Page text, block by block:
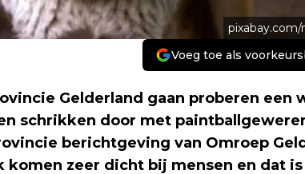
Voeg toe als
Gelderland gaan proberen een
schrikken door met
berichtgeving van Omroep
komen zeer dicht bij mensen en dat